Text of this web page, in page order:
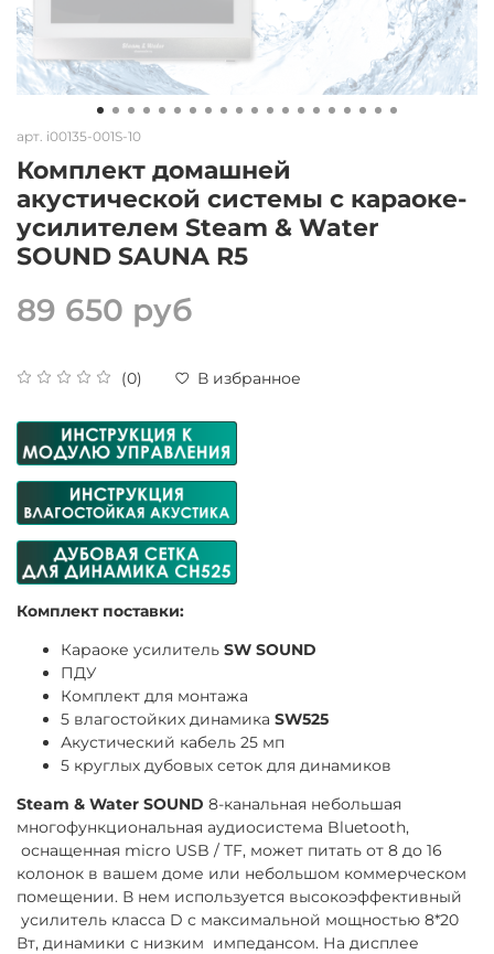
арт. i00135-001S-10
Комплект домашней
акустической системы с караоке-
усилителем Steam & Water
SOUND SAUNA R5
(0) В избранное
89 650 руб
Комплект поставки:
Караоке усилитель SW SOUND
ПДУ
Комплект для монтажа
5 влагостойких динамика SW525
Акустический кабель 25 мп
5 круглых дубовых сеток для динамиков
Steam & Water SOUND 8-канальная небольшая
многофункциональная аудиосистема Bluetooth,
оснащенная micro USB / TF, может питать от 8 до 16
колонок в вашем доме или небольшом коммерческом
помещении. В нем используется высокоэффективный
усилитель класса D с максимальной мощностью 8*20
Вт, динамики с низким импедансом. На дисплее